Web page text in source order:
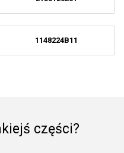
1148224B11
części?